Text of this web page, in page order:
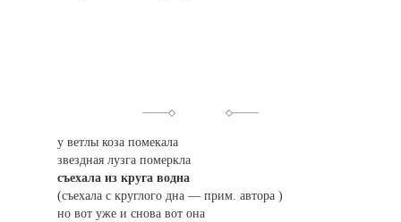
у ветлы коза помекала
звездная лузга померкла
съехала из круга водна
(съехала с круглого дна — прим. автора )
но вот уже и снова вот она